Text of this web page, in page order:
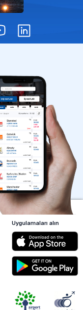
Uygulamaları alın